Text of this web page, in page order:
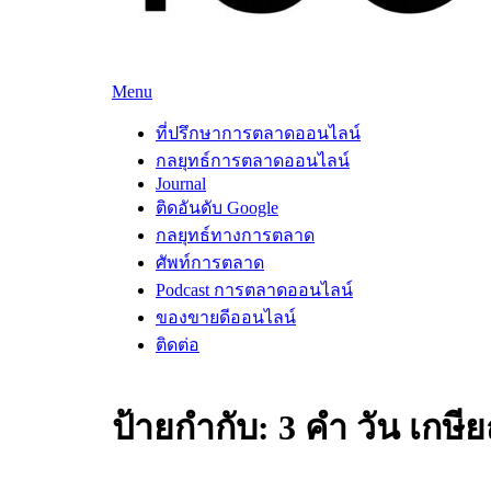
Skip
content
Menu
ที่ปรึกษาการตลาดออนไลน์
กลยุทธ์การตลาดออนไลน์
Journal
ติดอันดับ Google
กลยุทธ์ทางการตลาด
ศัพท์การตลาด
Podcast การตลาดออนไลน์
ของขายดีออนไลน์
ติดต่อ
ป้ายกำกับ: 3 คํา วัน เกษี